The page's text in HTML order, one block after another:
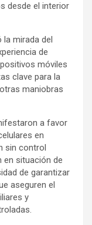
desde el interior
mirada del
de
móviles
clave para la
maniobras
a favor
en
sin control
en situación de
de garantizar
aseguren el
y